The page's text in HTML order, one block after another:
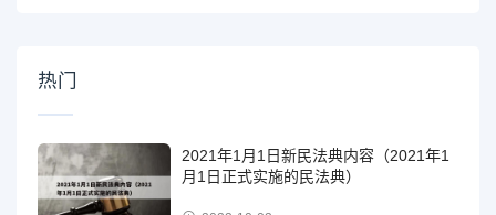
热门
2021年1月1日新民法典内容（2021年1
月1日正式实施的民法典）